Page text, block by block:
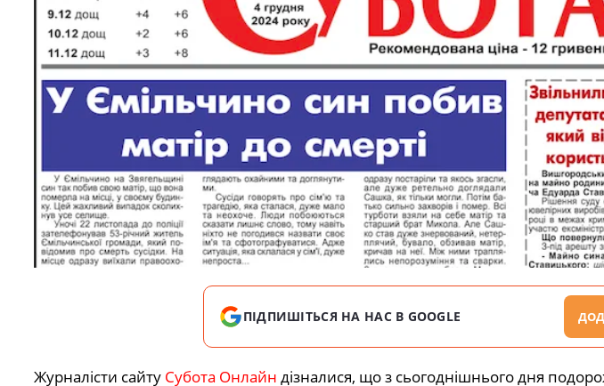
ПІДПИШІТЬСЯ НА НАС В GOOGLE
Журналісти сайту Субота Онлайн дізналися, що з сьогоднішнього дня